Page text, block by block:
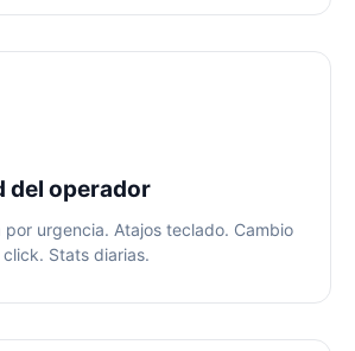
del operador
por urgencia. Atajos teclado. Cambio
Stats diarias.